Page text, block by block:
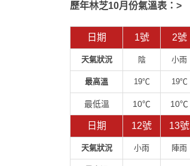
歷年林芝10月份氣溫表：>
日期 1號 2號
天氣狀況 陰 小雨
最高溫 19℃ 19℃
最低溫 10℃ 10℃
日期 12號 13號
天氣狀況 小雨 陣雨